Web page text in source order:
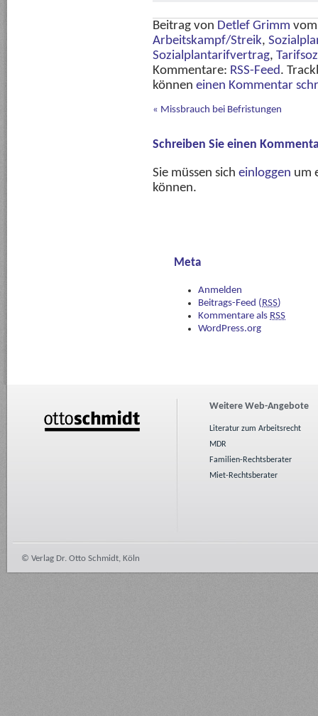
Beitrag von Detlef Grimm
Arbeitskampf/Streik,
Sozialplantarifvertrag,
Kommentare: RSS-Feed.
können einen Kommentar
« Missbrauch bei Befristungen
Schreiben Sie einen
Sie müssen sich einloggen um
können.
Meta
Anmelden
Beitrags-Feed (RSS)
Kommentare als RSS
WordPress.org
Weitere Web-Angebote
Literatur zum Arbeitsrecht
MDR
Familien-Rechtsberater
Miet-Rechtsberater
© Verlag Dr. Otto Schmidt, Köln